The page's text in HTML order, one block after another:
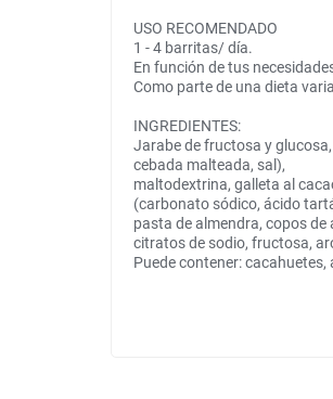
USO RECOMENDADO
1 - 4 barritas/ día.
En función de tus
Como parte de una dieta
INGREDIENTES:
Jarabe de fructosa y
cebada malteada, sal),
maltodextrina, galleta al
(carbonato sódico, ácido
pasta de almendra, copos
citratos de sodio, fructosa,
Puede contener: cacahuetes,